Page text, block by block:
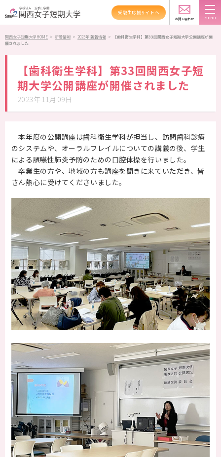
受験生応援サイトへ
お問い合わせ
スクールバス アクセス 資料請求
学科紹介
資格・就職
高大連携・地域連携
入試情報
在学生の方へ
保護者の方へ
卒業生の方へ
企業の方へ
地域・一般の方へ
新着情報
TOPICS
関西女子短期大学HOME > 新着情報 > 2023年 新着情報 >
【歯科衛生学科】第33回関西女子短期大学公開講座が開
催されました
【歯科衛生学科】第33回関西女子短
期大学公開講座が開催されました
2023年11月09日
本年度の公開講座は歯科衛生学科が担当し、訪問歯科診療
のシステムや、オーラルフレイルについての講義の後、学生
による誤嚥性肺炎予防のための口腔体操を行いました。
卒業生の方や、地域の方も講座を聞きに来ていただき、皆
さん熱心に受けてくださいました。